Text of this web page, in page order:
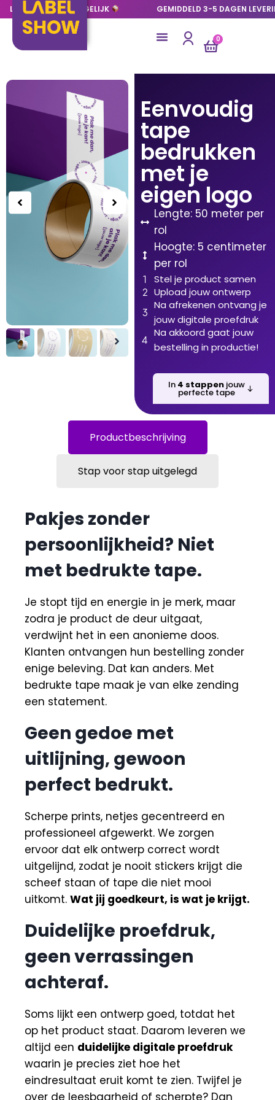
LAGE OPLAGES MOGELIJK GEMIDDELD 3-5 DAGEN
0
Eenvoudig
tape
bedrukken
met je
eigen logo
Lengte: 50 meter per
rol
Hoogte: 5 centimeter
per rol
Stel je product samen
Upload jouw ontwerp
Na afrekenen ontvang je
jouw digitale proefdruk
Na akkoord gaat jouw
bestelling in productie!
In 4 stappen jouw
perfecte tape
Productbeschrijving
Stap voor stap uitgelegd
Pakjes zonder
persoonlijkheid? Niet
met bedrukte tape.
Je stopt tijd en energie in je merk, maar
zodra je product de deur uitgaat,
verdwijnt het in een anonieme doos.
Klanten ontvangen hun bestelling zonder
enige beleving. Dat kan anders. Met
bedrukte tape maak je van elke zending
een statement.
Geen gedoe met
uitlijning, gewoon
perfect bedrukt.
Scherpe prints, netjes gecentreerd en
professioneel afgewerkt. We zorgen
ervoor dat elk ontwerp correct wordt
uitgelijnd, zodat je nooit stickers krijgt die
scheef staan of tape die niet mooi
uitkomt. Wat jij goedkeurt, is wat je krijgt.
Duidelijke proefdruk,
geen verrassingen
achteraf.
Soms lijkt een ontwerp goed, totdat het
op het product staat. Daarom leveren we
altijd een duidelijke digitale proefdruk
waarin je precies ziet hoe het
eindresultaat eruit komt te zien. Twijfel je
over de leesbaarheid of scherpte? Dan